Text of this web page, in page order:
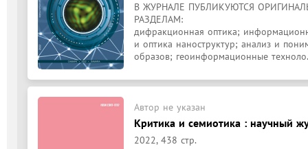
В ЖУРНАЛЕ ПУБЛИКУЮТСЯ
РАЗДЕЛАМ:
дифракционная оптика;
и оптика наноструктур; анализ и
образов; геоинформационные
Автор не указан
Критика и семиотика : научный
2022, 438 стр.